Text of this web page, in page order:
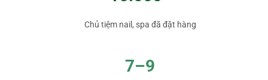
Chủ tiệm nail, spa đã đặt hàng
7–9